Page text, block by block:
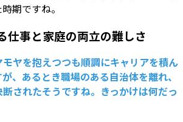
期ですね。
仕事と家庭の両立の難しさ
ヤを抱えつつも順調にキャリアを積ん
、あるとき職場のある自治体を離れ、
されたそうですね。きっかけは何だっ